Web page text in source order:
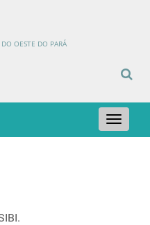
OESTE DO PARÁ
Toggle
navigation